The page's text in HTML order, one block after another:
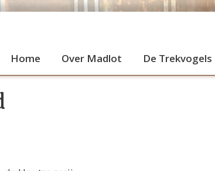
Home Over Madlot De Trekvogels